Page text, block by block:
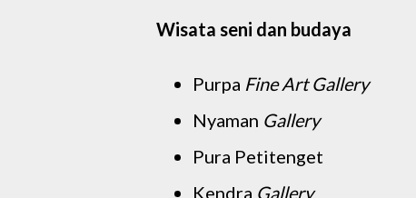
Wisata seni dan budaya
Purpa Fine Art Gallery
Nyaman Gallery
Pura Petitenget
Kendra Gallery